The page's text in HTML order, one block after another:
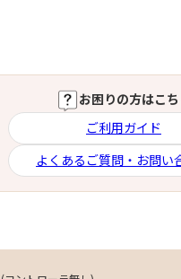
お困りの方はこ
ご利用ガイド
よくあるご質問・お問い